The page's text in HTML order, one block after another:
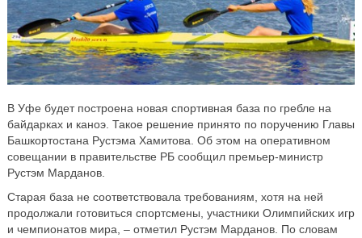
В Уфе будет построена новая спортивная база по гребле на
байдарках и каноэ. Такое решение принято по поручению Главы
Башкортостана Рустэма Хамитова. Об этом на оперативном
совещании в правительстве РБ сообщил премьер-министр
Рустэм Марданов.
Старая база не соответствовала требованиям, хотя на ней
продолжали готовиться спортсмены, участники Олимпийских игр
и чемпионатов мира, – отметил Рустэм Марданов. По словам